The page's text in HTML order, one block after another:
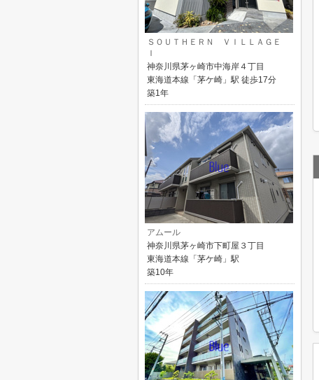
ＳＯＵＴＨＥＲＮ ＶＩＬＬＡＧＥ
Ｉ
神奈川県茅ヶ崎市中海岸４丁目
東海道本線「茅ケ崎」駅 徒歩17分
築1年
アムール
神奈川県茅ヶ崎市下町屋３丁目
東海道本線「茅ケ崎」駅
築10年